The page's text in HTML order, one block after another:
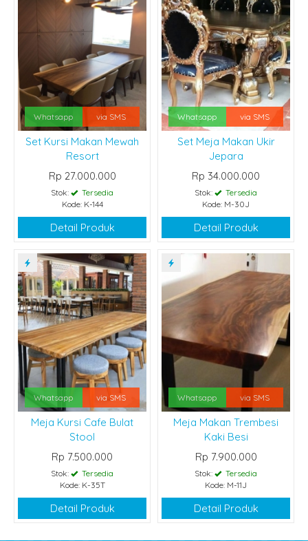
Whatsapp via SMS
Set Kursi Makan Mewah
Resort
Rp 27.000.000
Stok:
Tersedia
Kode: K-144
Detail Produk
Whatsapp via SMS
Set Meja Makan Ukir
Jepara
Rp 34.000.000
Stok:
Tersedia
Kode: M-30J
Detail Produk
Whatsapp via SMS
Meja Kursi Cafe Bulat
Stool
Rp 7.500.000
Stok:
Tersedia
Kode: K-35T
Detail Produk
Whatsapp via SMS
Meja Makan Trembesi
Kaki Besi
Rp 7.900.000
Stok:
Tersedia
Kode: M-11J
Detail Produk